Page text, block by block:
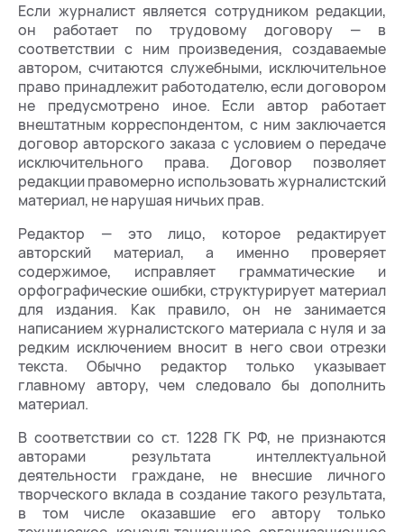
Если журналист является сотрудником редакции,
он работает по трудовому договору — в
соответствии с ним произведения, создаваемые
автором, считаются служебными, исключительное
право принадлежит работодателю, если договором
не предусмотрено иное. Если автор работает
внештатным корреспондентом, с ним заключается
договор авторского заказа с условием о передаче
исключительного права. Договор позволяет
редакции правомерно использовать журналистский
материал, не нарушая ничьих прав.
Редактор — это лицо, которое редактирует
авторский материал, а именно проверяет
содержимое, исправляет грамматические и
орфографические ошибки, структурирует материал
для издания. Как правило, он не занимается
написанием журналистского материала с нуля и за
редким исключением вносит в него свои отрезки
текста. Обычно редактор только указывает
главному автору, чем следовало бы дополнить
материал.
В соответствии со ст. 1228 ГК РФ, не признаются
авторами результата интеллектуальной
деятельности граждане, не внесшие личного
творческого вклада в создание такого результата,
в том числе оказавшие его автору только